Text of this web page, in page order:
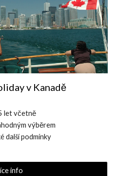
v Kanadě
let včetně
výběrem
další podmínky
info